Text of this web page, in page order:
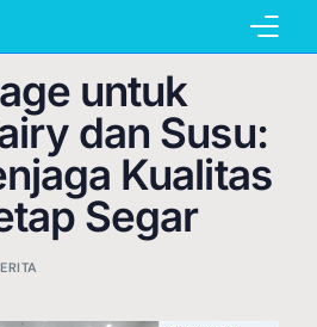
untuk
dan Susu:
Kualitas
Segar
Storage